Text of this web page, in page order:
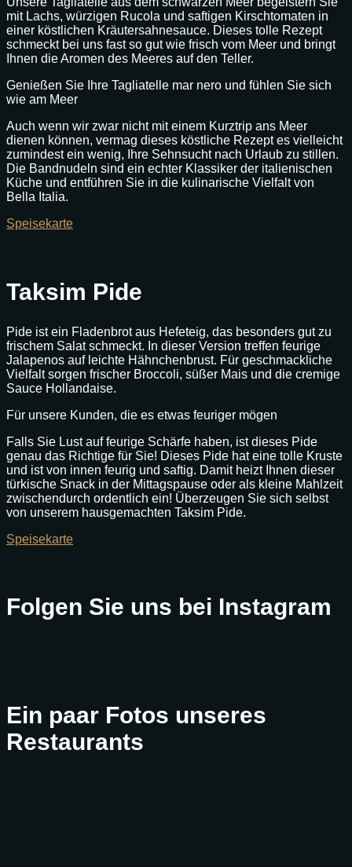
mit Lachs, würzigen Rucola und saftigen Kirschtomaten in
einer köstlichen Kräutersahnesauce. Dieses tolle Rezept
schmeckt bei uns fast so gut wie frisch vom Meer und bringt
Ihnen die Aromen des Meeres auf den Teller.
Genießen Sie Ihre Tagliatelle mar nero und fühlen Sie sich
wie am Meer
Auch wenn wir zwar nicht mit einem Kurztrip ans Meer
dienen können, vermag dieses köstliche Rezept es vielleicht
zumindest ein wenig, Ihre Sehnsucht nach Urlaub zu stillen.
Die Bandnudeln sind ein echter Klassiker der italienischen
Küche und entführen Sie in die kulinarische Vielfalt von
Bella Italia.
Speisekarte
Taksim Pide
Pide ist ein Fladenbrot aus Hefeteig, das besonders gut zu
frischem Salat schmeckt. In dieser Version treffen feurige
Jalapenos auf leichte Hähnchenbrust. Für geschmackliche
Vielfalt sorgen frischer Broccoli, süßer Mais und die cremige
Sauce Hollandaise.
Für unsere Kunden, die es etwas feuriger mögen
Falls Sie Lust auf feurige Schärfe haben, ist dieses Pide
genau das Richtige für Sie! Dieses Pide hat eine tolle Kruste
und ist von innen feurig und saftig. Damit heizt Ihnen dieser
türkische Snack in der Mittagspause oder als kleine Mahlzeit
zwischendurch ordentlich ein! Überzeugen Sie sich selbst
von unserem hausgemachten Taksim Pide.
Speisekarte
Folgen Sie uns bei Instagram
Ein paar Fotos unseres
Restaurants